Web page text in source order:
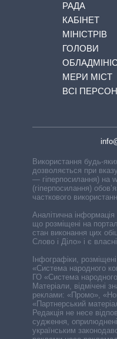
РАДА
КАБІНЕТ
МІНІСТРІВ
ГОЛОВИ
МЕРИ МІСТ
ВСІ
Використання будь-
дозволяється при
— гіперпосилання) на
(гіперпосилання)
часткового
Аналітична інформація
що розміщені на
стан виконання цих
Слово і Діло» і є
Інфографіки,
«Система народного
ГО «Система
Матеріали, відмічені
реклами: «Промо»,
«Партнерський
Редакція не несе
судження, оприлюднені
українським